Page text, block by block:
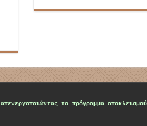
απενεργοποιώντας το πρόγραμμα